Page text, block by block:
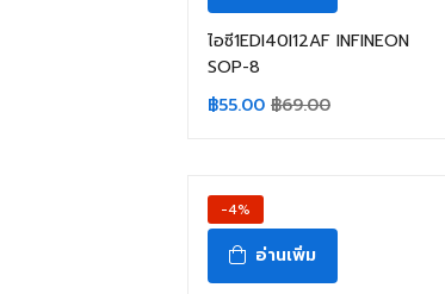
ไอซี1EDI40I12AF INFINEON
SOP-8
฿55.00 ฿69.00
-4%
อ่านเพิ่ม